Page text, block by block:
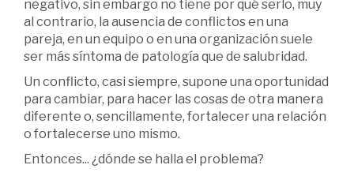
negativo, sin embargo no tiene por qué serlo, muy
al contrario, la ausencia de conflictos en una
pareja, en un equipo o en una organización suele
ser más síntoma de patología que de salubridad.
Un conflicto, casi siempre, supone una oportunidad
para cambiar, para hacer las cosas de otra manera
diferente o, sencillamente, fortalecer una relación
o fortalecerse uno mismo.
Entonces... ¿dónde se halla el problema?